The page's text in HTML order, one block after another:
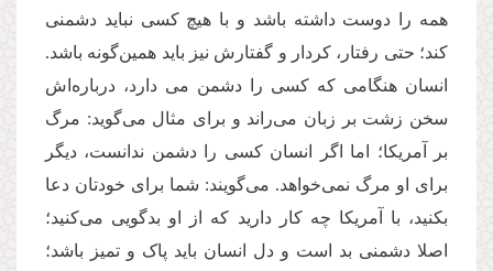
همه را دوست داشته باشد و با هیچ کسی نباید دشمنی
کند؛ حتی رفتار، کردار و گفتارش نیز باید همین‌گونه باشد.
انسان هنگامی که کسی را دشمن می دارد، درباره‌اش
سخن زشت بر زبان می‌راند و برای مثال می‌گوید: مرگ
بر آمریکا؛ اما اگر انسان کسی را دشمن ندانست، دیگر
برای او مرگ نمی‌خواهد. می‌گویند: شما برای خودتان دعا
بکنید، با آمریکا چه کار دارید که از او بدگویی می‌کنید؛
اصلا دشمنی بد است و دل انسان باید پاک و تمیز باشد؛